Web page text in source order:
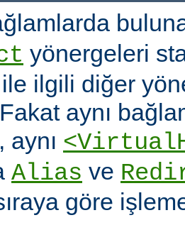
yönergeleri
ile ilgili diğer
aynı
aynı
Alias ve
göre